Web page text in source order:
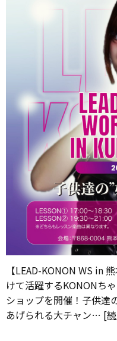
【LEAD-KONON WS in
けて活躍するKONONち
ショップを開催！子供達
あげられる大チャン… [